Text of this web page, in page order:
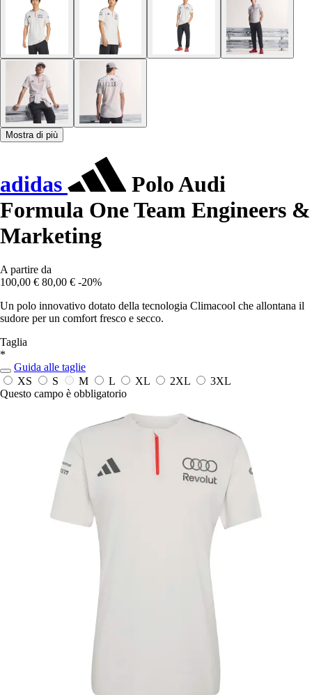
Mostra di più
adidas
Polo Audi
Formula One Team Engineers &
Marketing
A partire da
100,00 € 80,00 € -20%
Un polo innovativo dotato della tecnologia Climacool che allontana il
sudore per un comfort fresco e secco.
Taglia
*
Guida alle taglie
XS
S M L XL 2XL
3XL
Questo campo è obbligatorio